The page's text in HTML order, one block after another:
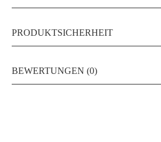
PRODUKTSICHERHEIT
BEWERTUNGEN (0)